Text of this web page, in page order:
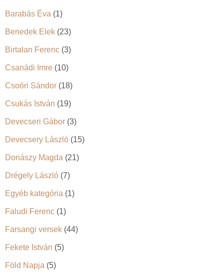
Barabás Éva (1)
Benedek Elek (23)
Birtalan Ferenc (3)
Csanádi Imre (10)
Csoóri Sándor (18)
Csukás István (19)
Devecseri Gábor (3)
Devecsery László (15)
Donászy Magda (21)
Drégely László (7)
Egyéb kategória (1)
Faludi Ferenc (1)
Farsangi versek (44)
Fekete István (5)
Föld Napja (5)